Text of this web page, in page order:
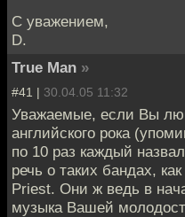
С уважением,
D.
True Man »
#41 | 30.04.05 11:32
Уважаемые, если Вы
английского рока
по 10 раз каждый
речь о таких бандах,
Priest. Они ж ведь в
музыка Вашей